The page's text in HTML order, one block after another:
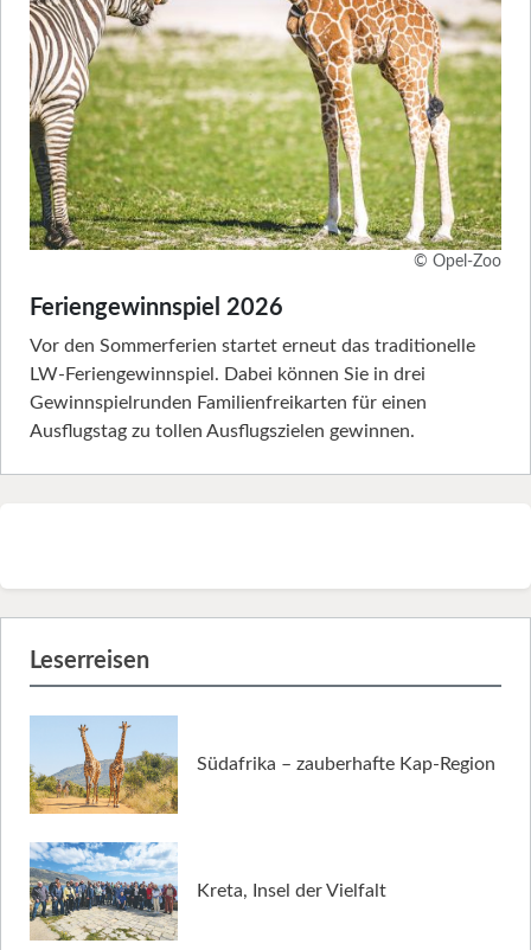
© Opel-Zoo
Feriengewinnspiel 2026
Vor den Sommerferien startet erneut das traditionelle
LW-Feriengewinnspiel. Dabei können Sie in drei
Gewinnspielrunden Familienfreikarten für einen
Ausflugstag zu tollen Ausflugszielen gewinnen.
Leserreisen
Südafrika – zauberhafte Kap-Region
Kreta, Insel der Vielfalt